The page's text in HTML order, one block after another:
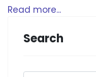
Read more...
Search